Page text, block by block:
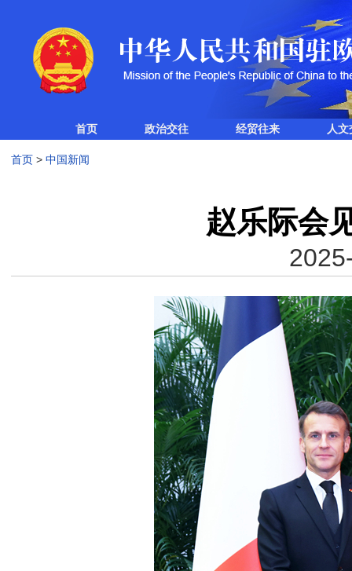
首页 政治交往 经贸往来 人
首页> 中国新闻
赵乐际会